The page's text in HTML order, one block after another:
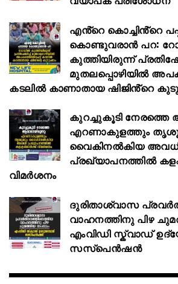
എൻ്റെ കൊച്ചിൻ്റെ
കൊണ്ടുവരാന്‍ പറ:
കുത്തിയിരുന്ന്
മുതലപ്പൊഴിയില്‍
കടലില്‍ കാണാതായ ഷിജിൻ്റെ
കുറച്ചുകൂടി നേരത്തെ
എറണാകുളത്തും
വൈകിനൽകിയ
പ്രഖ്യാപനത്തില്‍
വിമര്‍ശനം
ദുരിതാശ്വാസ
വാഹനത്തിനു പിഴ
എംവിഡി സ്ക്വാഡ്
സസ്പെൻഷൻ